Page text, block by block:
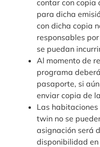
contar con copia
para dicha
con dicha copia
responsables
se puedan
Al momento de
programa
pasaporte, si
enviar copia de
Las
twin no se
asignación será
disponibilidad en